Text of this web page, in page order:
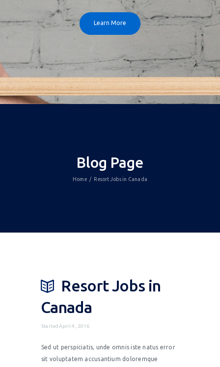
Learn More
Blog Page
Home Resort Jobs in Canada
Resort Jobs in
Canada
StartedApril 4, 2016
Sed ut perspiciatis, unde omnis iste natus error
sit voluptatem accusantium doloremque